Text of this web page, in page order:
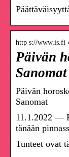
http s://www.is.fi
Päivän
Sanomat
Päivän
Sanomat
11.1.2022 —
tänään
Tunteet ovat